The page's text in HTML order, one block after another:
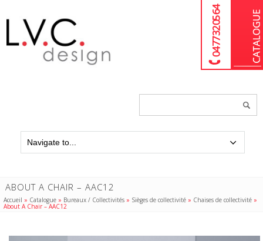
04 77 32 05 64
ABOUT A CHAIR – AAC12
Accueil » Catalogue » Bureaux / Collectivités » Sièges de collectivité » Chaises de collectivité »
About A Chair – AAC12